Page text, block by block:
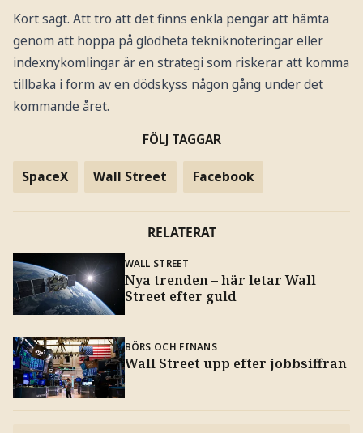
Kort sagt. Att tro att det finns enkla pengar att hämta
genom att hoppa på glödheta tekniknoteringar eller
indexnykomlingar är en strategi som riskerar att komma
tillbaka i form av en dödskyss någon gång under det
kommande året.
FÖLJ TAGGAR
SpaceX Wall Street Facebook
RELATERAT
WALL STREET
Nya trenden – här letar Wall
Street efter guld
BÖRS OCH FINANS
Wall Street upp efter jobbsiffran